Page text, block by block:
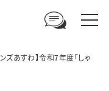
ンズあすわ】令和7年度「しゃ